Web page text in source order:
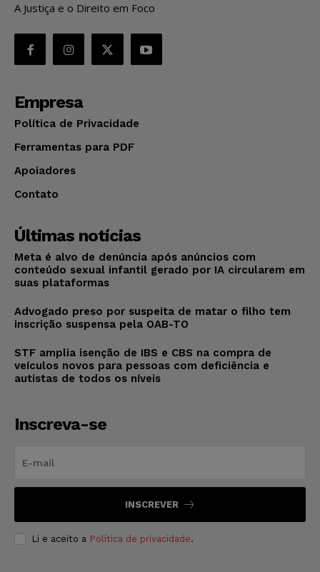
A Justiça e o Direito em Foco
Empresa
Política de Privacidade
Ferramentas para PDF
Apoiadores
Contato
Últimas notícias
Meta é alvo de denúncia após anúncios com
conteúdo sexual infantil gerado por IA circularem em
suas plataformas
Advogado preso por suspeita de matar o filho tem
inscrição suspensa pela OAB-TO
STF amplia isenção de IBS e CBS na compra de
veículos novos para pessoas com deficiência e
autistas de todos os níveis
Inscreva-se
INSCREVER
Li e aceito a Política de privacidade.